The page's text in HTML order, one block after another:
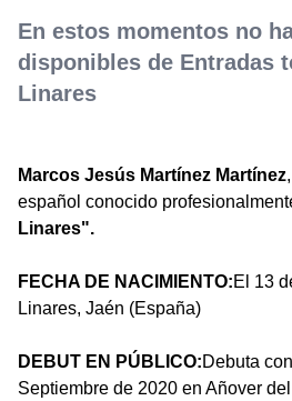
En estos momentos no
disponibles de Entradas
Linares
Marcos Jesús Martínez Martínez
español conocido
Linares".
FECHA DE NACIMIENTO:El 13
Linares, Jaén (España)
DEBUT EN PÚBLICO:Debuta
Septiembre de 2020 en Añover